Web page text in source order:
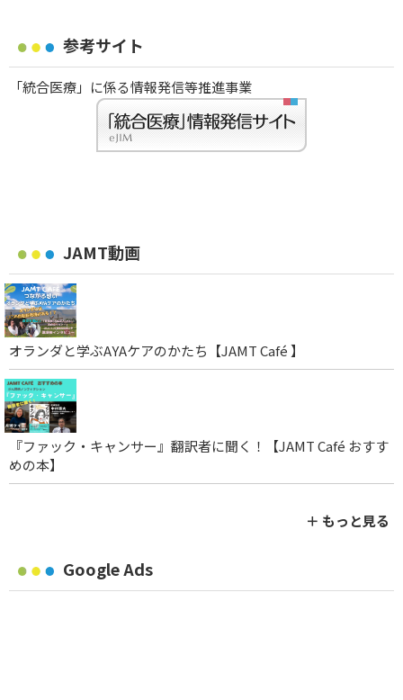
参考サイト
「統合医療」に係る情報発信等推進事業
JAMT動画
オランダと学ぶAYAケアのかたち【JAMT Café 】
『ファック・キャンサー』翻訳者に聞く！【JAMT Café おすす
めの本】
＋ もっと見る
Google Ads